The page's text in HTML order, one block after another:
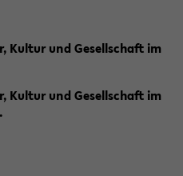
Kultur und Gesellschaft im
Kultur und Gesellschaft im